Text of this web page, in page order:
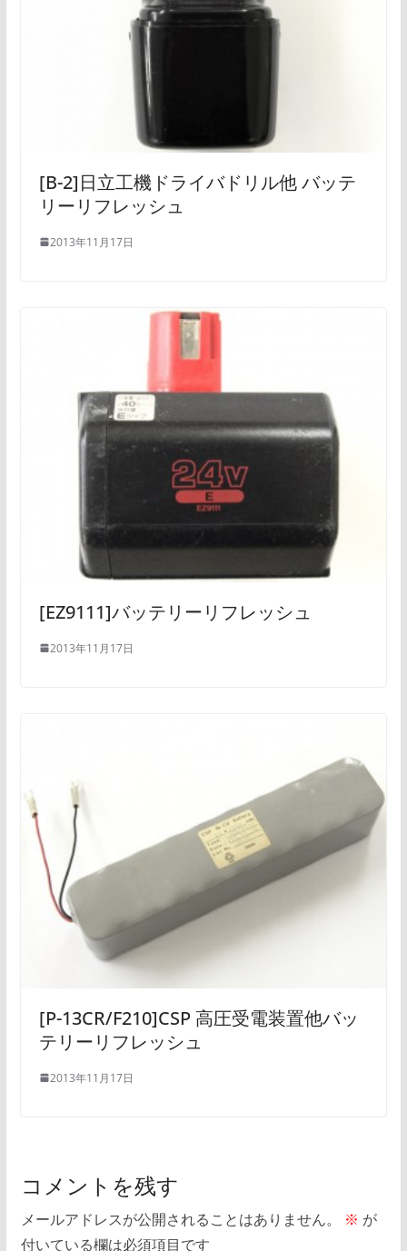
[B-2]日立工機ドライバドリル他 バッテ
リーリフレッシュ
2013年11月17日
[EZ9111]バッテリーリフレッシュ
2013年11月17日
[P-13CR/F210]CSP 高圧受電装置他バッ
テリーリフレッシュ
2013年11月17日
コメントを残す
メールアドレスが公開されることはありません。 ※ が
付いている欄は必須項目です